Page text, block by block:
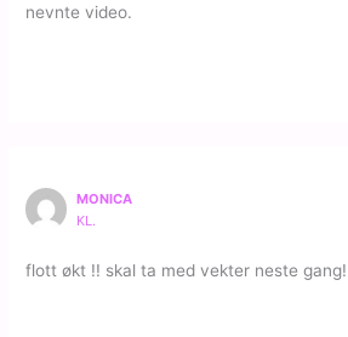
nevnte video.
MONICA
KL.
flott økt !! skal ta med vekter neste